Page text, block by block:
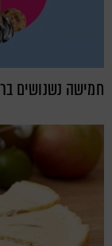
חמישה נשנושים